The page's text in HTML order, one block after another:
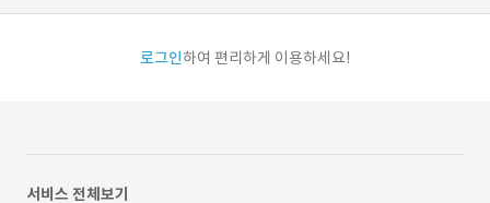
로그인하여 편리하게 이용하세요!
서비스 전체보기